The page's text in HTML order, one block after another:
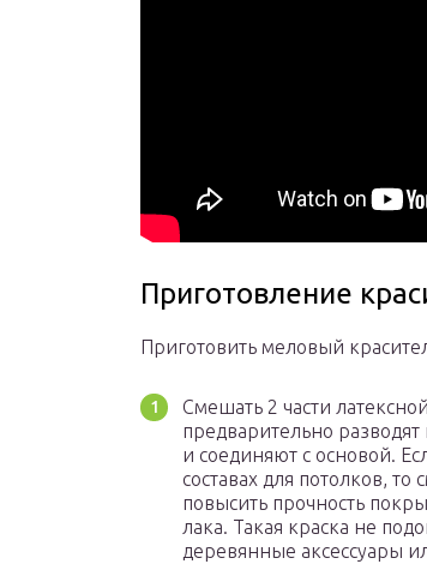
Приготовление
Приготовить меловый
Смешать 2 части
предварительно
и соединяют с основой.
составах для потолков,
повысить прочность
лака. Такая краска не
деревянные аксессуары